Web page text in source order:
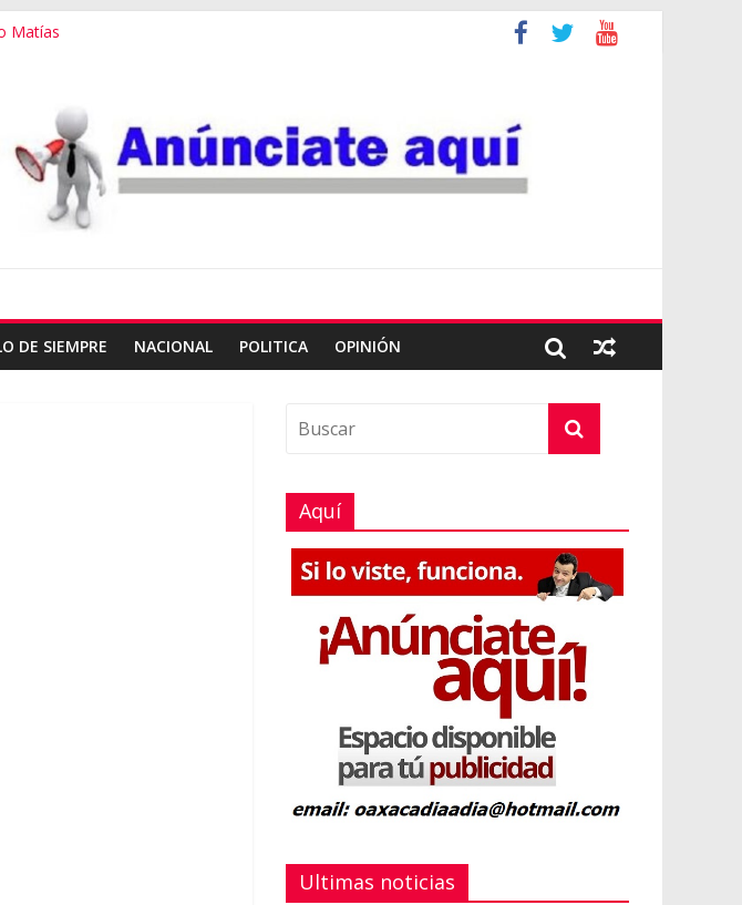
Matías
Leyva
predios
DE SIEMPRE NACIONAL POLITICA OPINIÓN
Aquí
Ultimas noticias